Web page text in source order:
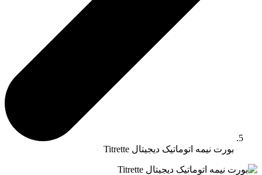
بورت نیمه اتوماتیک دیجیتال Titrette